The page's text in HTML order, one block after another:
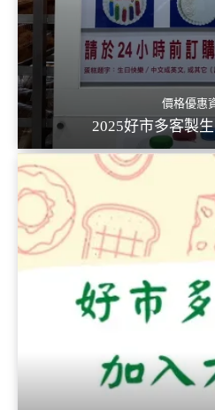
價格優惠
2025好市多客製